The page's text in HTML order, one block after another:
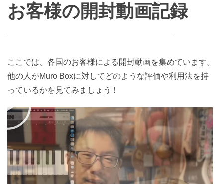
お客様の開封動画記録
ここでは、各国のお客様による開封動画を集めています。
他の人がMuro Boxに対してどのような評価や利用法を持
っているかを見てみましょう！